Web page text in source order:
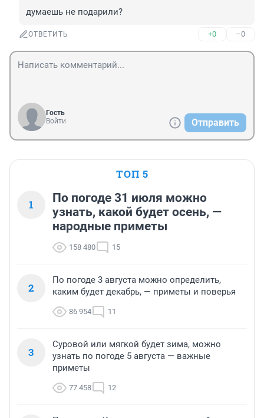
думаешь не подарили?
ОТВЕТИТЬ +0 –0
Гость
Войти
Отправить
ТОП 5
1
По погоде 31 июля можно
узнать, какой будет осень, —
народные приметы
158 480 15
2
По погоде 3 августа можно определить,
каким будет декабрь, — приметы и поверья
86 954 11
3
Суровой или мягкой будет зима, можно
узнать по погоде 5 августа — важные
приметы
77 458 12